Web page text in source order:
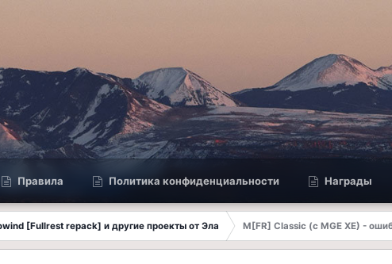
Правила Политика конфиденциальности Награды
[Fullrest repack] и другие проекты от Эла
M[FR] Classic (с MGE XE) -